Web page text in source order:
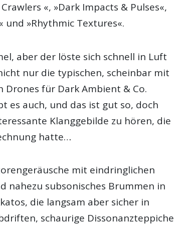
«, »Dark Impacts & Pulses«,
und »Rhythmic Textures«.
aber der löste sich schnell in Luft
nur die typischen, scheinbar mit
Drones für Dark Ambient & Co.
es auch, und das ist gut so, doch
Klanggebilde zu hören, die
hatte…
mit eindringlichen
nahezu subsonisches Brummen in
die langsam aber sicher in
schaurige Dissonanzteppiche